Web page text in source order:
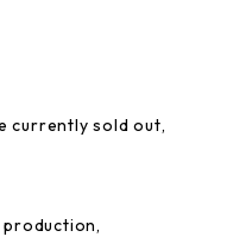
currently sold out,